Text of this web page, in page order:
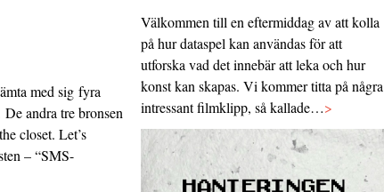
med sig fyra
De andra tre bronsen
closet. Let’s
– “SMS-
Välkommen till en eftermiddag av att kolla
på hur dataspel kan användas för att
utforska vad det innebär att leka och hur
konst kan skapas. Vi kommer titta på några
intressant filmklipp, så kallade…>